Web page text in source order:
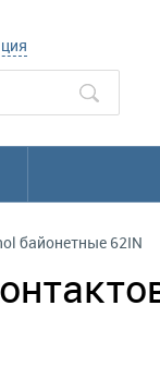
байонетные 62IN